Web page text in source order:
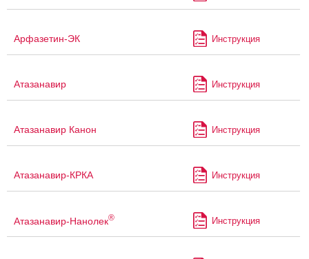
Арфазетин-ЭК Инструкция
Атазанавир Инструкция
Атазанавир Канон Инструкция
Атазанавир-КРКА Инструкция
Атазанавир-Нанолек® Инструкция